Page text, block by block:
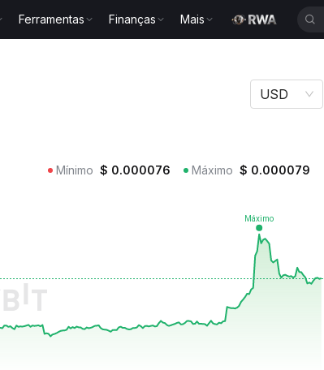
Ferramentas Finanças Mais
USD
Mínimo $ 0.000076 Máximo $ 0.000079